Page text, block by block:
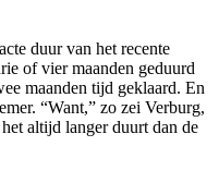
duur van het recente
of vier maanden geduurd
maanden tijd geklaard. En
“Want,” zo zei Verburg,
altijd langer duurt dan de